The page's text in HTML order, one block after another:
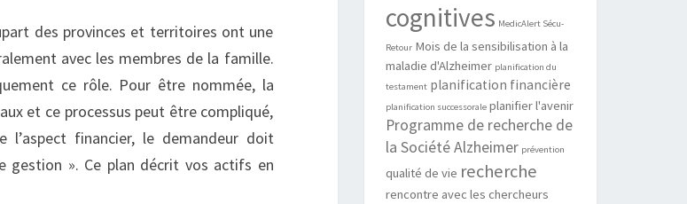
des provinces et territoires ont une
avec les membres de la famille.
ce rôle. Pour être nommée, la
et ce processus peut être compliqué,
financier, le demandeur doit
gestion ». Ce plan décrit vos actifs en
cognitives MedicAlert Sécu-
Retour Mois de la sensibilisation à la
maladie d'Alzheimer planification du
testament planification financière
planification successorale planifier l'avenir
Programme de recherche de
la Société Alzheimer prévention
qualité de vie recherche
rencontre avec les chercheurs